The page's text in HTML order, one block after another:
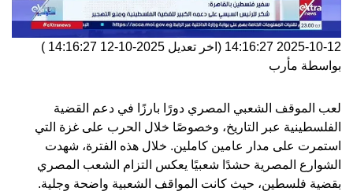
2025-10-12 14:16:27 (اخر تعديل 2025-10-12 14:16:27
)
بواسطة مأرب
لعب الموقف الشعبي المصري دورًا بارزًا في دعم القضية
الفلسطينية عبر التاريخ، وخصوصًا خلال الحرب على غزة التي
استمرت على مدار عامين كاملين. خلال هذه الفترة، شهدت
الشوارع المصرية حشدًا شعبيًا يعكس التزام الشعب المصري
بقضية فلسطين، حيث كانت المواقف الشعبية واضحة وجلية.